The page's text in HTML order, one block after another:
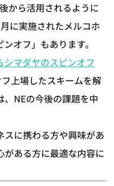
から活用されるように
に実施されたメルコホ
オフ」もあります。
シマダヤのスピンオフ
上場したスキームを解
NEの今後の課題を中
スに携わる方や興味があ
がある方に最適な内容に